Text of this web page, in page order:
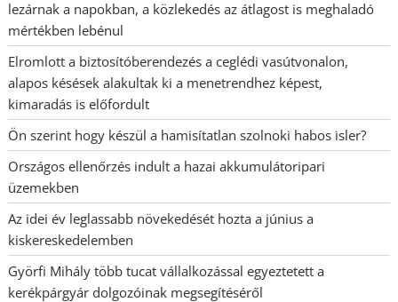
lezárnak a napokban, a közlekedés az átlagost is meghaladó
mértékben lebénul
Elromlott a biztosítóberendezés a ceglédi vasútvonalon,
alapos késések alakultak ki a menetrendhez képest,
kimaradás is előfordult
Ön szerint hogy készül a hamisítatlan szolnoki habos isler?
Országos ellenőrzés indult a hazai akkumulátoripari
üzemekben
Az idei év leglassabb növekedését hozta a június a
kiskereskedelemben
Györfi Mihály több tucat vállalkozással egyeztetett a
kerékpárgyár dolgozóinak megsegítéséről